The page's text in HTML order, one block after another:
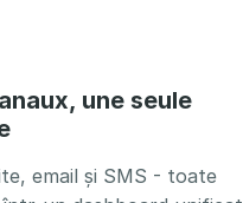
une seule
email și SMS - toate